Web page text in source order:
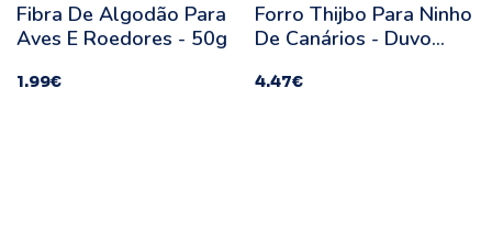
Fibra De Algodão Para
Aves E Roedores - 50g
1.99€
Forro Thijbo Para Ninho
De Canários - Duvo
Unidades
4.47€